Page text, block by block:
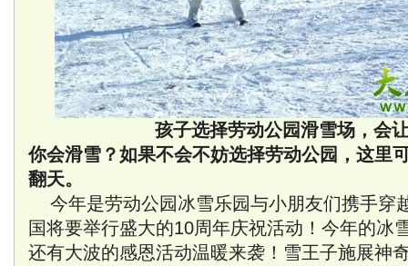
孩子选择劳动公园滑雪场，会
你会滑雪？如果不会不妨选择劳动公园，这里
翻天。
今年是劳动公园冰雪乐园与小朋友们携手穿
国将要举行盛大的10周年庆祝活动！今年的冰
还有大波的感恩活动温暖来袭！雪王子施展神